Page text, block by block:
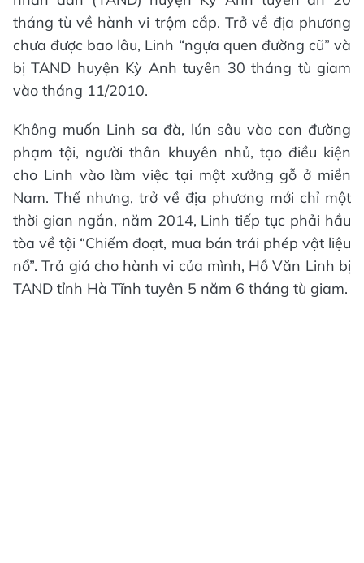
tháng tù về hành vi trộm cắp. Trở về địa phương
chưa được bao lâu, Linh “ngựa quen đường cũ” và
bị TAND huyện Kỳ Anh tuyên 30 tháng tù giam
vào tháng 11/2010.
Không muốn Linh sa đà, lún sâu vào con đường
phạm tội, người thân khuyên nhủ, tạo điều kiện
cho Linh vào làm việc tại một xưởng gỗ ở miền
Nam. Thế nhưng, trở về địa phương mới chỉ một
thời gian ngắn, năm 2014, Linh tiếp tục phải hầu
tòa về tội “Chiếm đoạt, mua bán trái phép vật liệu
nổ”. Trả giá cho hành vi của mình, Hồ Văn Linh bị
TAND tỉnh Hà Tĩnh tuyên 5 năm 6 tháng tù giam.